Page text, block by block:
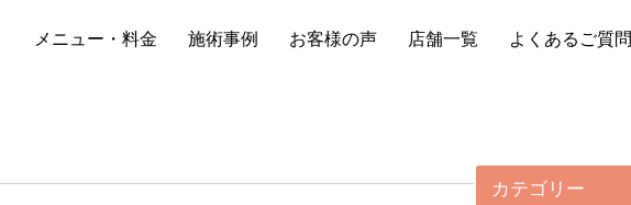
メニュー・料金 施術事例 お客様の声 店舗一覧 よくあるご質問
カテゴリー